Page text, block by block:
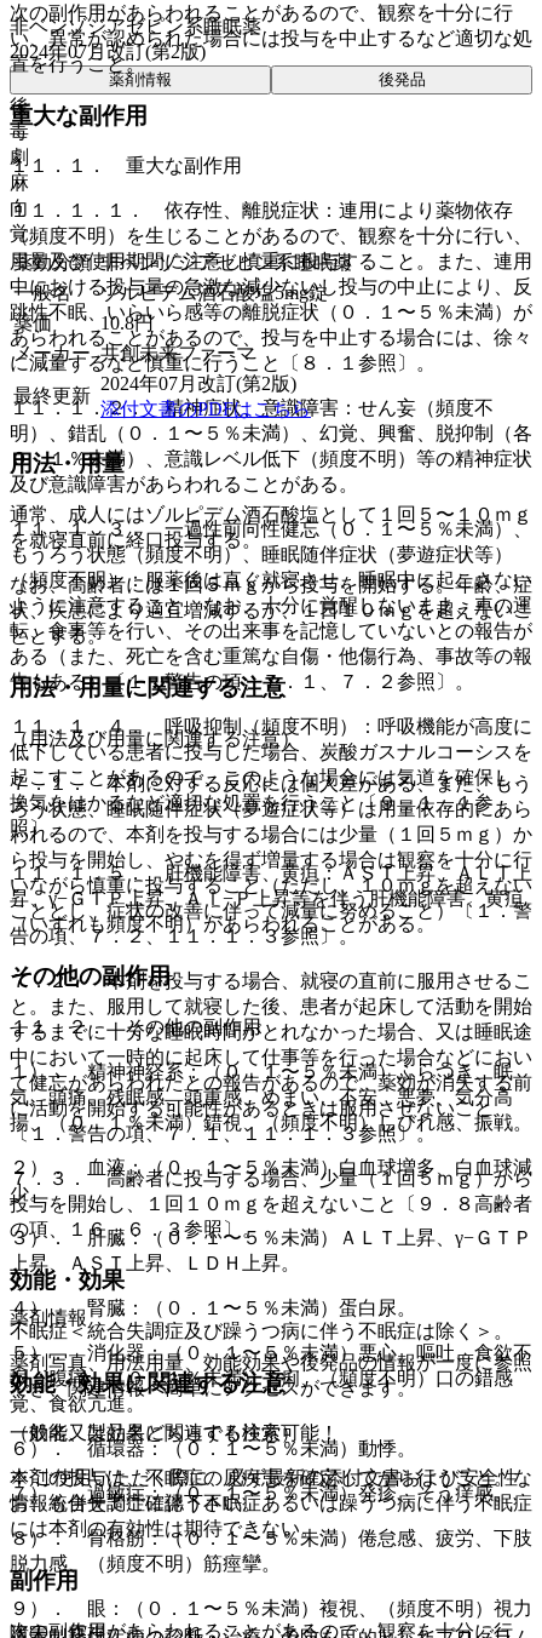
次の副作用があらわれることがあるので、観察を十分に行
い、異常が認められた場合には投与を中止するなど適切な処
置を行うこと。
重大な副作用
１１．１． 重大な副作用
１１．１．１． 依存性、離脱症状：連用により薬物依存
（頻度不明）を生じることがあるので、観察を十分に行い、
用量及び使用期間に注意し慎重に投与すること。また、連用
中における投与量の急激な減少ないし投与の中止により、反
跳性不眠、いらいら感等の離脱症状（０．１〜５％未満）が
あらわれることがあるので、投与を中止する場合には、徐々
に減量するなど慎重に行うこと〔８．１参照〕。
１１．１．２． 精神症状、意識障害：せん妄（頻度不
明）、錯乱（０．１〜５％未満）、幻覚、興奮、脱抑制（各
０．１％未満）、意識レベル低下（頻度不明）等の精神症状
及び意識障害があらわれることがある。
１１．１．３． 一過性前向性健忘（０．１〜５％未満）、
もうろう状態（頻度不明）、睡眠随伴症状（夢遊症状等）
（頻度不明）：服薬後は直ぐ就寝させ、睡眠中に起こさない
ように注意すること。なお、十分に覚醒しないまま、車の運
転、食事等を行い、その出来事を記憶していないとの報告が
ある（また、死亡を含む重篤な自傷・他傷行為、事故等の報
告もある）〔１．警告の項、７．１、７．２参照〕。
１１．１．４． 呼吸抑制（頻度不明）：呼吸機能が高度に
低下している患者に投与した場合、炭酸ガスナルコーシスを
起こすことがあるので、このような場合には気道を確保し、
換気をはかるなど適切な処置を行うこと〔９．１．１参
照〕。
１１．１．５． 肝機能障害、黄疸：ＡＳＴ上昇、ＡＬＴ上
昇、γ−ＧＴＰ上昇、Ａｌ−Ｐ上昇等を伴う肝機能障害、黄疸
（いずれも頻度不明）があらわれることがある。
その他の副作用
１１．２． その他の副作用
１）． 精神神経系：（０．１〜５％未満）ふらつき、眠
気、頭痛、残眠感、頭重感、めまい、不安、悪夢、気分高
揚、（０．１％未満）錯視、（頻度不明）しびれ感、振戦。
２）． 血液：（０．１〜５％未満）白血球増多、白血球減
少。
３）． 肝臓：（０．１〜５％未満）ＡＬＴ上昇、γ−ＧＴＰ
上昇、ＡＳＴ上昇、ＬＤＨ上昇。
４）． 腎臓：（０．１〜５％未満）蛋白尿。
５）． 消化器：（０．１〜５％未満）悪心、嘔吐、食欲不
振、腹痛、（０．１％未満）下痢、（頻度不明）口の錯感
覚、食欲亢進。
６）． 循環器：（０．１〜５％未満）動悸。
７）． 過敏症：（０．１〜５％未満）発疹、そう痒感。
８）． 骨格筋：（０．１〜５％未満）倦怠感、疲労、下肢
脱力感、（頻度不明）筋痙攣。
９）． 眼：（０．１〜５％未満）複視、（頻度不明）視力
障害、霧視。
非ベンゾジアゼピン系睡眠薬
2024年07月改訂(第2版)
薬剤情報 後発品
後
毒
劇
麻
向
覚
薬効分類 非ベンゾジアゼピン系睡眠薬
一般名
ゾルピデム酒石酸塩5mg錠
薬価
10.8円
メーカー 共創未来ファーマ
最終更新
2024年07月改訂(第2版)
添付文書のPDFはこちら
用法・用量
通常、成人にはゾルピデム酒石酸塩として１回５〜１０ｍｇ
を就寝直前に経口投与する。
なお、高齢者には１回５ｍｇから投与を開始する。年齢、症
状、疾患により適宜増減するが、１日１０ｍｇを超えないこ
ととする。
用法・用量に関連する注意
（用法及び用量に関連する注意）
７．１． 本剤に対する反応には個人差がある、また、もう
ろう状態、睡眠随伴症状（夢遊症状等）は用量依存的にあら
われるので、本剤を投与する場合には少量（１回５ｍｇ）か
ら投与を開始し、やむを得ず増量する場合は観察を十分に行
いながら慎重に投与すること（ただし、１０ｍｇを超えない
こととし、症状の改善に伴って減量に努めること）〔１．警
告の項、７．２、１１．１．３参照〕。
７．２． 本剤を投与する場合、就寝の直前に服用させるこ
と。また、服用して就寝した後、患者が起床して活動を開始
するまでに十分な睡眠時間がとれなかった場合、又は睡眠途
中において一時的に起床して仕事等を行った場合などにおい
て健忘があらわれたとの報告があるので、薬効が消失する前
に活動を開始する可能性があるときは服用させないこと
〔１．警告の項、７．１、１１．１．３参照〕。
７．３． 高齢者に投与する場合、少量（１回５ｍｇ）から
投与を開始し、１回１０ｍｇを超えないこと〔９．８高齢者
の項、１６．６．３参照〕。
効能・効果
不眠症＜統合失調症及び躁うつ病に伴う不眠症は除く＞。
効能・効果に関連する注意
（効能又は効果に関連する注意）
本剤の投与は、不眠症の原疾患を確定してから行うこと。な
お、統合失調症に伴う不眠症あるいは躁うつ病に伴う不眠症
には本剤の有効性は期待できない。
副作用
次の副作用があらわれることがあるので、観察を十分に行
薬剤情報
薬剤写真、用法用量、効能効果や後発品の情報が一度に参照
でき、関連情報へ簡単にアクセスができます。
一般名、製品名どちらでも検索可能！
※ ご使用いただく際に、必ず最新の添付文書および安全性
情報も併せてご確認下さい。